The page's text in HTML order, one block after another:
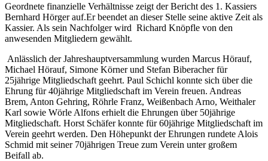
Geordnete finanzielle Verhältnisse zeigt der Bericht des 1. Kassiers
Bernhard Hörger auf.Er beendet an dieser Stelle seine aktive Zeit als
Kassier. Als sein Nachfolger wird Richard Knöpfle von den
anwesenden Mitgliedern gewählt.
Anlässlich der Jahreshauptversammlung wurden Marcus Hörauf,
Michael Hörauf, Simone Körner und Stefan Biberacher für
25jährige Mitgliedschaft geehrt. Paul Schichl konnte sich über die
Ehrung für 40jährige Mitgliedschaft im Verein freuen. Andreas
Brem, Anton Gehring, Röhrle Franz, Weißenbach Arno, Weithaler
Karl sowie Wörle Alfons erhielt die Ehrungen über 50jährige
Mitgliedschaft. Horst Schäfer konnte für 60jährige Mitgliedschaft im
Verein geehrt werden. Den Höhepunkt der Ehrungen rundete Alois
Schmid mit seiner 70jährigen Treue zum Verein unter großem
Beifall ab.